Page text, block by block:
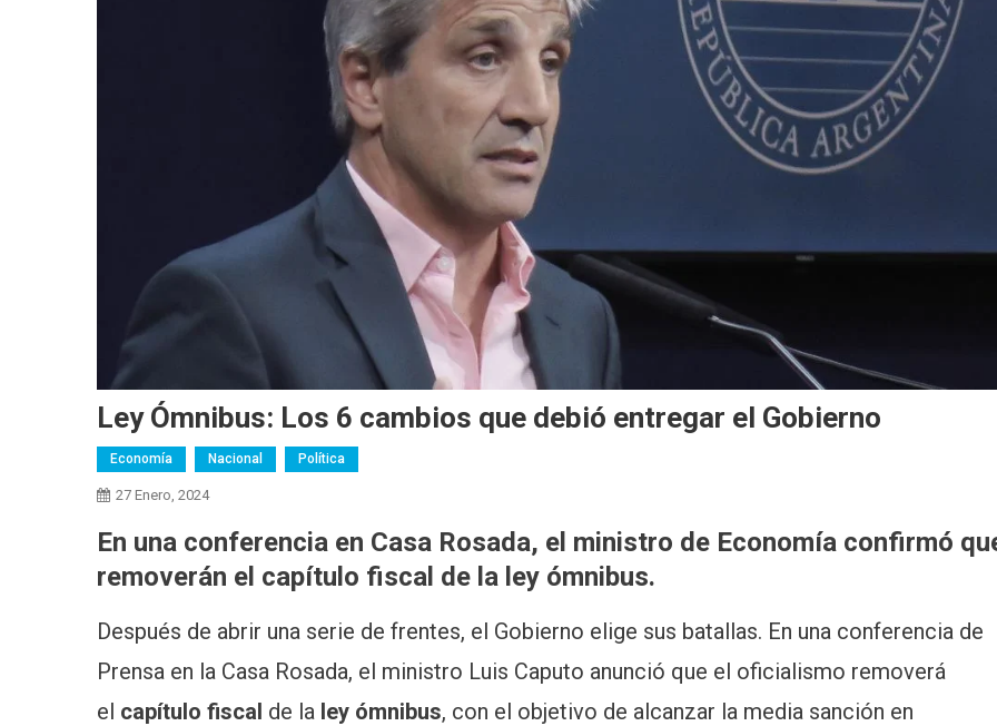
Ley Ómnibus: Los 6 cambios que debió entregar el Gobierno
Economía Nacional Política
27 Enero, 2024
En una conferencia en Casa Rosada, el ministro de Economía confirmó
removerán el capítulo fiscal de la ley ómnibus.
Después de abrir una serie de frentes, el Gobierno elige sus batallas. En una conferencia de
Prensa en la Casa Rosada, el ministro Luis Caputo anunció que el oficialismo removerá
el capítulo fiscal de la ley ómnibus, con el objetivo de alcanzar la media sanción en